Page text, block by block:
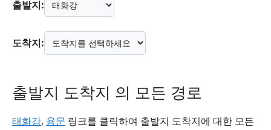
출발지:
도착지:
출발지 도착지 의 모든 경로
태화강, 용문 링크를 클릭하여 출발지 도착지에 대한 모든